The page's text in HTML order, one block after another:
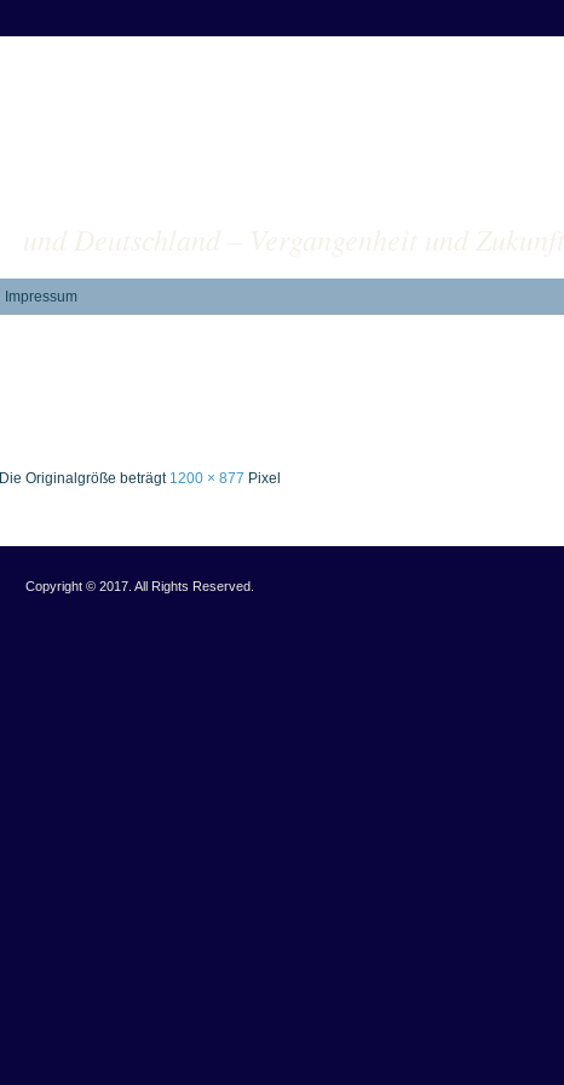
und Deutschland – Vergangenheit und Zukunft
Impressum
Die Originalgröße beträgt 1200 × 877 Pixel
Copyright © 2017. All Rights Reserved.